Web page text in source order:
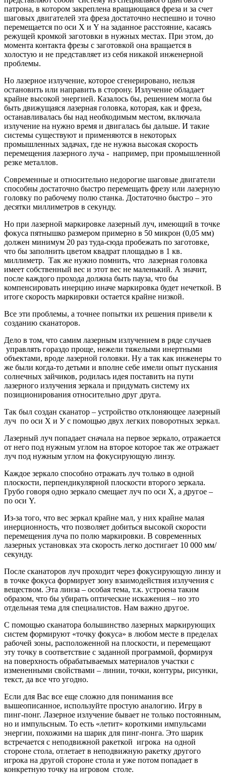
патрона, в котором закреплена вращающаяся фреза и за счет
шаговых двигателей эта фреза достаточно неспешно и точно
перемещается по оси Х и Y на заданное расстояние, касаясь
режущей кромкой заготовки в нужных местах. При этом, до
момента контакта фрезы с заготовкой она вращается в
холостую и не представляет из себя никакой инженерной
проблемы.
Но лазерное излучение, которое сгенерировано, нельзя
остановить или направить в сторону. Излучение обладает
крайне высокой энергией. Казалось бы, решением могла бы
быть движущаяся лазерная головка, которая, как и фреза,
останавливалась бы над необходимым местом, включала
излучение на нужно время и двигалась бы дальше. И такие
системы существуют и применяются в некоторых
промышленных задачах, где не нужна высокая скорость
перемещения лазерного луча - например, при промышленной
резке металлов.
Современные и относительно недорогие шаговые двигатели
способны достаточно быстро перемещать фрезу или лазерную
головку по рабочему полю станка. Достаточно быстро – это
десятки миллиметров в секунду.
Но при лазерной маркировке лазерный луч, имеющий в точке
фокуса пятнышко размером примерно в 50 микрон (0,05 мм)
должен минимум 20 раз туда-сюда пробежать по заготовке,
что бы заполнить цветом квадрат площадью в 1 кв.
миллиметр. Так же нужно помнить, что лазерная головка
имеет собственный вес и этот вес не маленький. А значит,
после каждого прохода должна быть пауза, что бы
компенсировать инерцию иначе маркировка будет нечеткой. В
итоге скорость маркировки остается крайне низкой.
Все эти проблемы, а точнее попытки их решения привели к
созданию сканаторов.
Дело в том, что самим лазерным излучением в ряде случаев
управлять гораздо проще, нежели тяжелыми инертными
объектами, вроде лазерной головки. Ну а так как инженеры то
же были когда-то детьми и вполне себе имели опыт пускания
солнечных зайчиков, родилась идея поставить на пути
лазерного излучения зеркала и придумать систему их
позиционирования относительно друг друга.
Так был создан сканатор – устройство отклоняющее лазерный
луч по оси Х и У с помощью двух легких поворотных зеркал.
Лазерный луч попадает сначала на первое зеркало, отражается
от него под нужным углом на второе которое так же отражает
луч под нужным углом на фокусирующую линзу.
Каждое зеркало способно отражать луч только в одной
плоскости, перпендикулярной плоскости второго зеркала.
Грубо говоря одно зеркало смещает луч по оси X, а другое –
по оси Y.
Из-за того, что вес зеркал крайне мал, у них крайне малая
инерционность, что позволяет добиться высокой скорости
перемещения луча по полю маркировки. В современных
лазерных установках эта скорость легко достигает 10 000 мм/
секунду.
После сканаторов луч проходит через фокусирующую линзу и
в точке фокуса формирует зону взаимодействия излучения с
веществом. Эта линза – особая тема, т.к. устроена таким
образом, что бы убирать оптические искажения – но это
отдельная тема для специалистов. Нам важно другое.
С помощью сканатора большинство лазерных маркирующих
систем формируют «точку фокуса» в любом месте в пределах
рабочей зоны, расположенной на плоскости, и перемещают
эту точку в соответствие с заданной программой, формируя
на поверхность обрабатываемых материалов участки с
измененными свойствами – линии, точки, контуры, рисунки,
текст, да все что угодно.
Если для Вас все еще сложно для понимания все
вышеописанное, используйте простую аналогию. Игру в
пинг-понг. Лазерное излучение бывает не только постоянным,
но и импульсным. То есть «летит» короткими импульсами
энергии, похожими на шарик для пинг-понга. Это шарик
встречается с неподвижной ракеткой игрока на одной
стороне стола, отлетает в неподвижную ракетку другого
игрока на другой стороне стола и уже потом попадает в
конкретную точку на игровом столе.